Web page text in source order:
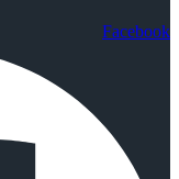
Facebook